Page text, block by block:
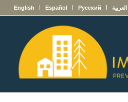
English Español Русский العربية